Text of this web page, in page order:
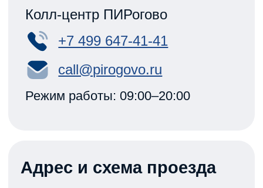
Если Вы прибыли заблаговременно,
то можете отдохнуть, выпить кофе